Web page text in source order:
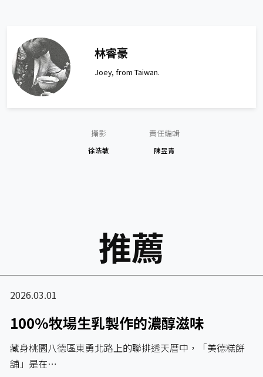
林睿豪
Joey, from Taiwan.
攝影
徐浩敏
責任編輯
陳昱青
推薦
2026.03.01
100%牧場生乳製作的濃醇滋味
藏身桃園八德區東勇北路上的聯排透天厝中，「美德糕餅
舖」是在…